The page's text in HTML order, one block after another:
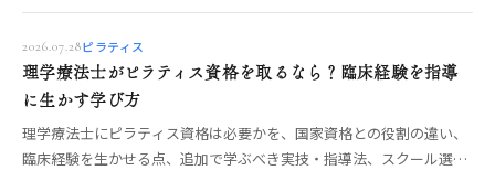
2026.07.28ピラティス
理学療法士がピラティス資格を取るなら？臨床経験を指導
に生かす学び方
理学療法士にピラティス資格は必要かを、国家資格との役割の違い、
臨床経験を生かせる点、追加で学ぶべき実技・指導法、スクール選び